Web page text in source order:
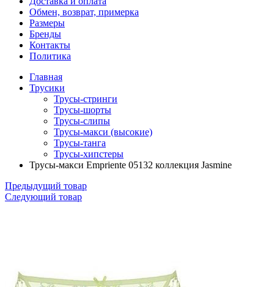
Обмен, возврат, примерка
Размеры
Бренды
Контакты
Политика
Главная
Трусики
Трусы-стринги
Трусы-шорты
Трусы-слипы
Трусы-макси (высокие)
Трусы-танга
Трусы-хипстеры
Трусы-макси Empriente 05132 коллекция Jasmine
Предыдущий товар
Следующий товар